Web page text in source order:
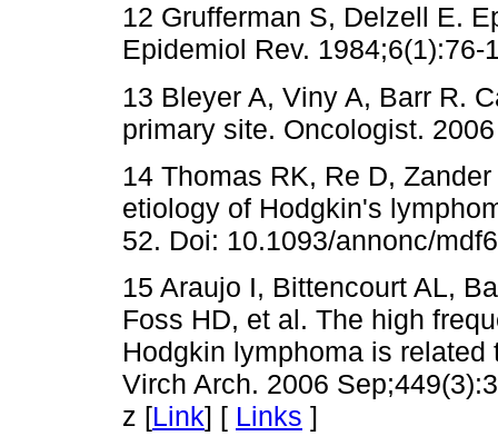
12 Grufferman S, Delzell E.
Epidemiol Rev. 1984;6(1):76-
13 Bleyer A, Viny A, Barr R.
primary site. Oncologist.
14 Thomas RK, Re D,
etiology of Hodgkin's
52. Doi: 10.1093/annonc/
15 Araujo I, Bittencourt AL,
Foss HD, et al. The high
Hodgkin lymphoma is
Virch Arch. 2006
z [Link] [ Links ]